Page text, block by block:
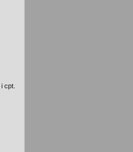
i cpt.